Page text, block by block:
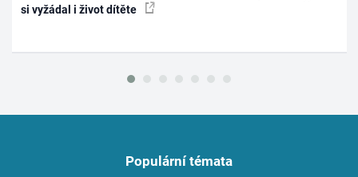
si vyžádal i život dítěte
Populární témata